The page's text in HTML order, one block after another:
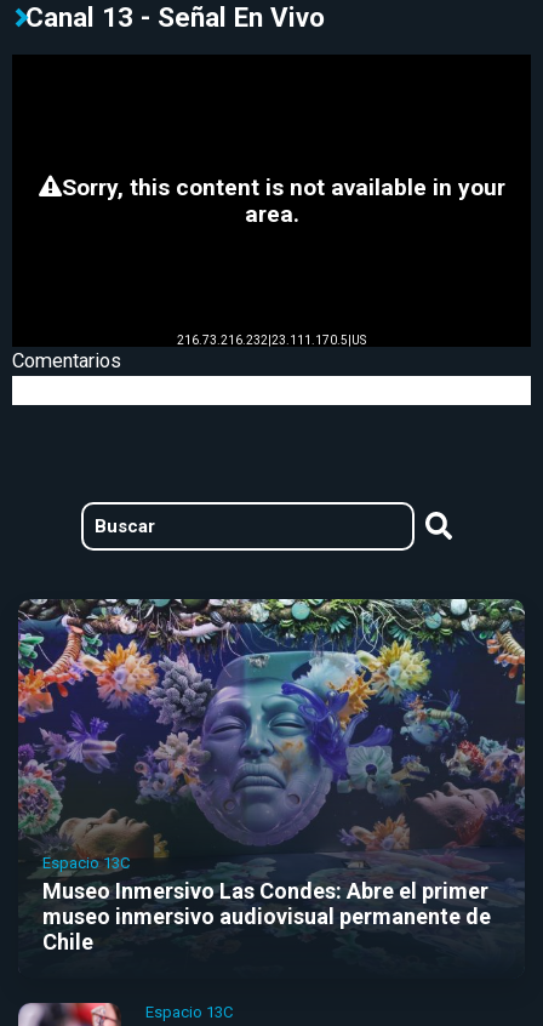
Canal 13 - Señal En Vivo
Comentarios
Espacio 13C
Museo Inmersivo Las Condes: Abre el primer
museo inmersivo audiovisual permanente de
Chile
Espacio 13C